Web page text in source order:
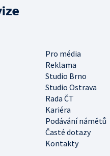
Pro média
Reklama
Studio Brno
Studio Ostrava
Rada ČT
Kariéra
Podávání námětů
Časté dotazy
Kontakty